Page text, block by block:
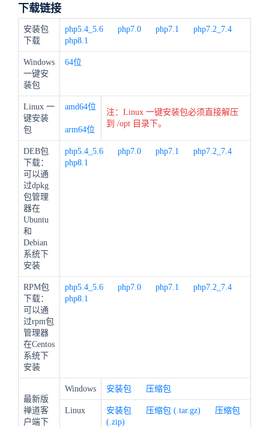
下载链接
安装包
下载
php5.4_5.6 php7.0 php7.1
php7.2_7.4
php8.1
Windows
一键安
装包
64位
Linux 一
键安装
包
amd64位
arm64位
注：Linux 一键安装包必须直接解压
到 /opt 目录下。
DEB包
下载：
可以通
过dpkg
包管理
器在
Ubuntu
和
Debian
系统下
安装
php5.4_5.6 php7.0 php7.1
php7.2_7.4
php8.1
RPM包
下载：
可以通
过rpm包
管理器
在Centos
系统下
安装
php5.4_5.6 php7.0 php7.1
php7.2_7.4
php8.1
最新版
禅道客
户端下
Windows 安装包 压缩包
Linux 安装包 压缩包 (.tar.gz)
压缩包
(.zip)